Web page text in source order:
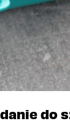
do